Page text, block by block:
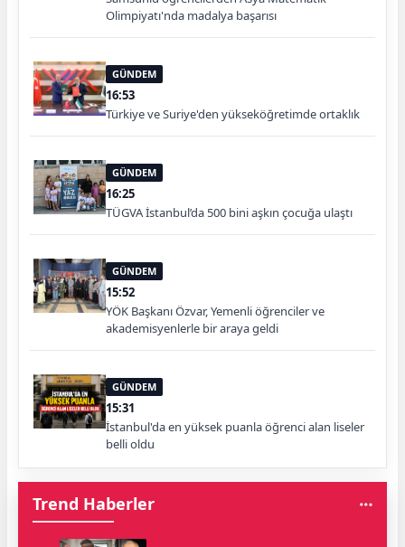
Olimpiyatı'nda madalya başarısı
GÜNDEM
16:53
Türkiye ve Suriye'den yükseköğretimde ortaklık
GÜNDEM
16:25
TÜGVA İstanbul’da 500 bini aşkın çocuğa ulaştı
GÜNDEM
15:52
YÖK Başkanı Özvar, Yemenli öğrenciler ve
akademisyenlerle bir araya geldi
GÜNDEM
15:31
İstanbul'da en yüksek puanla öğrenci alan liseler
belli oldu
Trend Haberler